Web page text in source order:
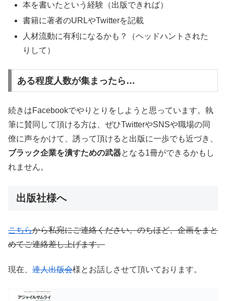
本を書いたという経験（出版できれば）
書籍に著者のURLやTwitterを記載
人材流動に有利になるかも？（ヘッドハントされた
りして）
ある程度人数が集まったら…
続きはFacebookでやりとりをしようと思っています。執
筆に賛同して頂ける方は、ぜひTwitterやSNSや職場の同
僚に声をかけて、誘って頂けると出版に一歩でも近づき、
ブラック企業を潰すための武器となる1冊ができるかもし
れません。
出版社様へ
こちらから私宛にご連絡ください。のちほど、企画をまと
めてご連絡差し上げます。
現在、 達人出版会様とお話しさせて頂いております。